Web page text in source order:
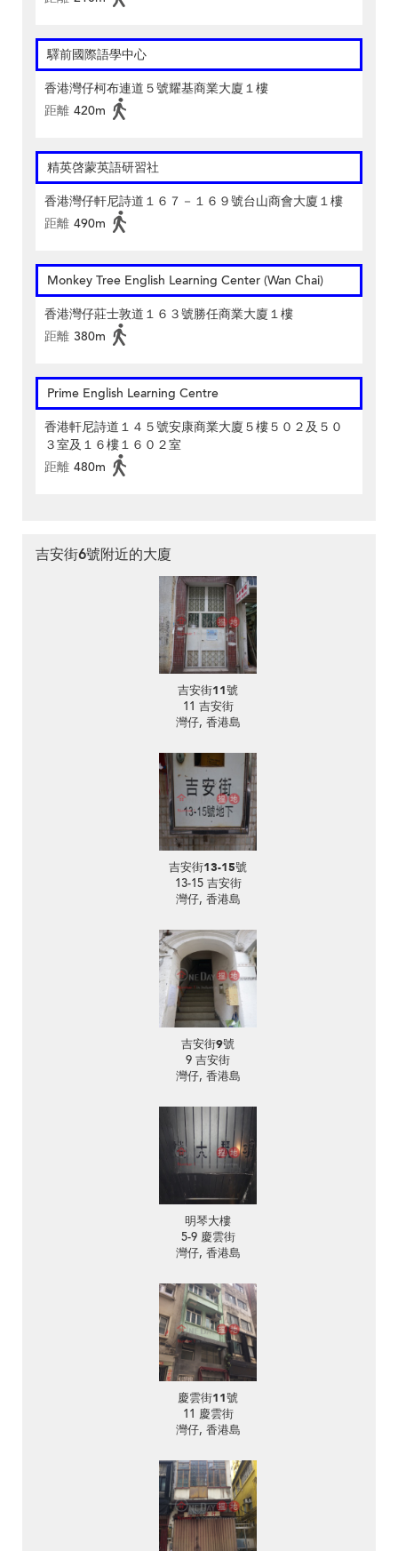
驛前國際語學中心
香港灣仔柯布連道５號耀基商業大廈１樓
距離 420m
精英啓蒙英語研習社
香港灣仔軒尼詩道１６７－１６９號台山商會大廈１樓
距離 490m
Monkey Tree English Learning Center (Wan Chai)
香港灣仔莊士敦道１６３號勝任商業大廈１樓
距離 380m
Prime English Learning Centre
香港軒尼詩道１４５號安康商業大廈５樓５０２及５０
３室及１６樓１６０２室
距離 480m
吉安街6號附近的大廈
吉安街11號
11 吉安街
灣仔, 香港島
吉安街13-15號
13-15 吉安街
灣仔, 香港島
吉安街9號
9 吉安街
灣仔, 香港島
明琴大樓
5-9 慶雲街
灣仔, 香港島
慶雲街11號
11 慶雲街
灣仔, 香港島